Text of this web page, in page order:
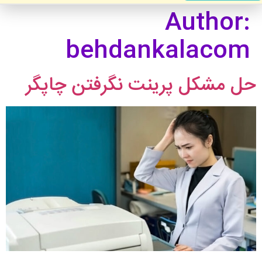
Author:
behdankalacom
حل مشکل پرینت نگرفتن چاپگر